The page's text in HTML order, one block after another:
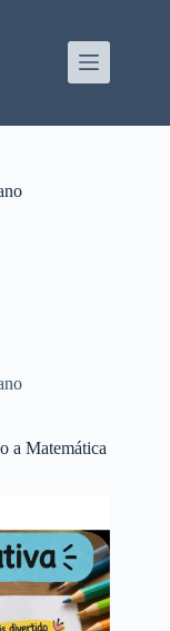
a Matemática